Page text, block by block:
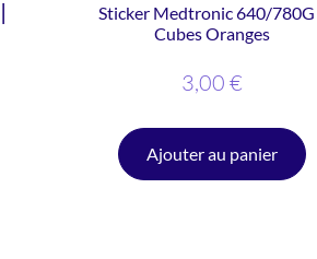
Sticker Medtronic 640/780G ⎜
Cubes Oranges
3,00 €
Ajouter au panier